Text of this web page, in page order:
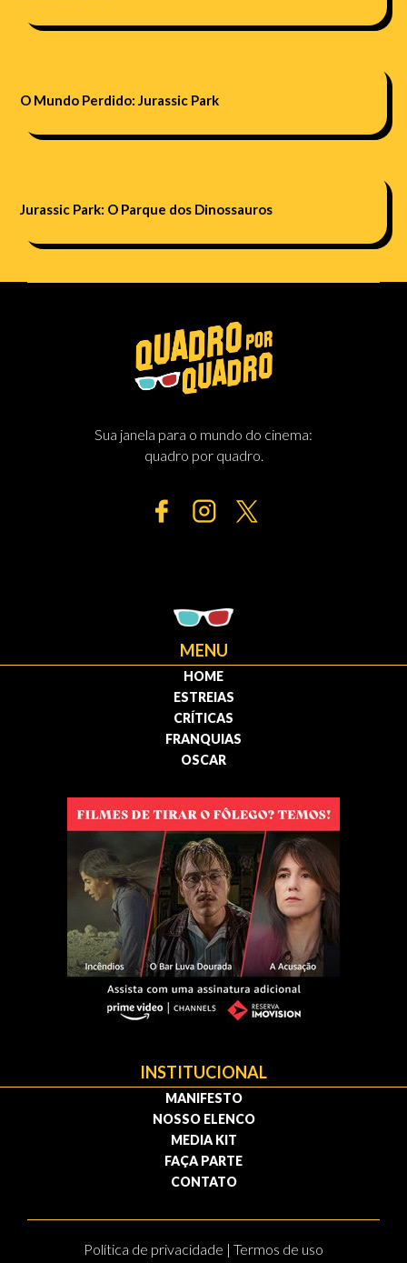
O Mundo Perdido: Jurassic Park
Jurassic Park: O Parque dos Dinossauros
Sua janela para o mundo do cinema:
quadro por quadro.
MENU
HOME
ESTREIAS
CRÍTICAS
FRANQUIAS
OSCAR
INSTITUCIONAL
MANIFESTO
NOSSO ELENCO
MEDIA KIT
FAÇA PARTE
CONTATO
Política de privacidade | Termos de uso